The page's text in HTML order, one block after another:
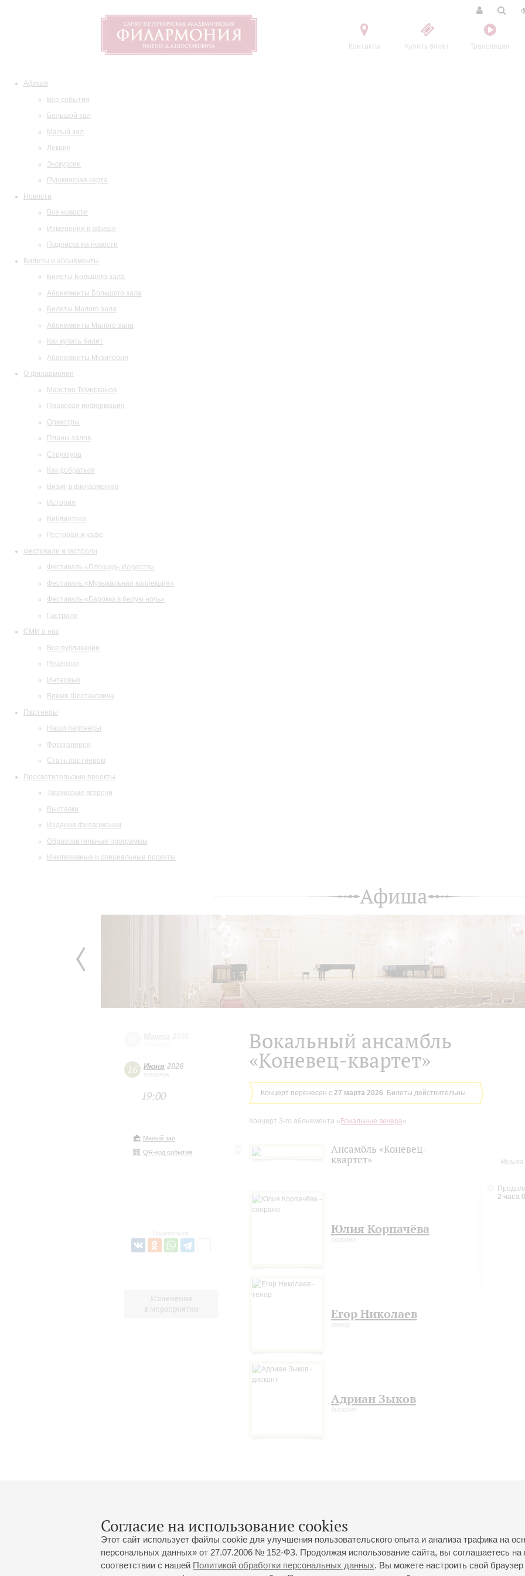
Контакты Купить билет Трансляции
Афиша
Все события
Большой зал
Малый зал
Лекции
Экскурсии
Пушкинская карта
Новости
Все новости
Изменения в афише
Подписка на новости
Билеты и абонементы
Билеты Большого зала
Абонементы Большого зала
Билеты Малого зала
Абонементы Малого зала
Как купить билет
Абонементы Музитория
О филармонии
Маэстро Темирканов
Правовая информация
Оркестры
Планы залов
Структура
Как добраться
Визит в филармонию
История
Библиотека
Ресторан и кафе
Фестивали и гастроли
Фестиваль «Площадь Искусств»
Фестиваль «Музыкальная коллекция»
Фестиваль «Барокко в белую ночь»
Гастроли
СМИ о нас
Все публикации
Рецензии
Интервью
Время Шостаковича
Партнеры
Наши партнеры
Фотогалерея
Стать партнером
Просветительские проекты
Творческие встречи
Выставки
Издания филармонии
Образовательные программы
Инклюзивные и специальные проекты
Согласие на использование cookies
Этот сайт использует файлы cookie для улучшения пользовательского опыта и анализа трафика на
персональных данных» от 27.07.2006 № 152-ФЗ. Продолжая использование сайта, вы соглашаетесь
соответствии с нашей Политикой обработки персональных данных. Вы можете настроить свой
Афиша
16 Июня 2026
вторник
19:00
Малый зал
QR-код события
Поделиться:
Изменения
в мероприятии
Вокальный ансамбль
«Коневец-квартет»
Концерт перенесен с 27 марта 2026. Билеты действительны.
Концерт 3-го абонемента « Вокальные вечера»
Ансамбль «Коневец-
квартет»
Юлия Корпачёва
сопрано
Егор Николаев
тенор
Адриан Зыков
дискант
Музыка
2 часа